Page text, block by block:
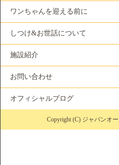
ワンちゃんを迎える前に
しつけ&お世話について
施設紹介
お問い合わせ
オフィシャルブログ
Copyright (C) ジャパンオ